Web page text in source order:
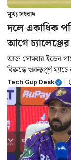
মুখ্য সংবাদ
দলে একাধিক
আগে
আজ সোমবার ইডেন
বিরুদ্ধে গুরুত্বপূর্ণ
Tech Gup Desk